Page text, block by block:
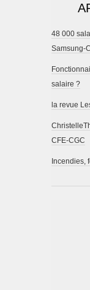
48 000
Samsung-
salaire ?
la revue
CFE-CGC
Incendies,